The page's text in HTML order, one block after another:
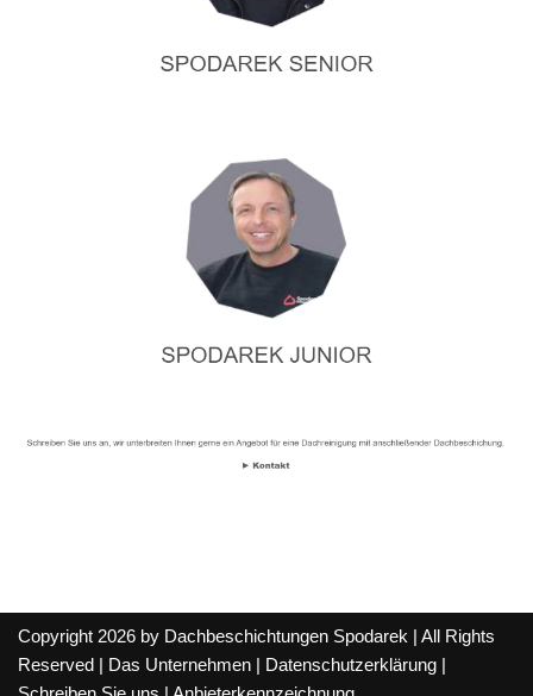
Copyright 2026 by Dachbeschichtungen Spodarek | All Rights
Reserved |
Das Unternehmen Datenschutzerklärung